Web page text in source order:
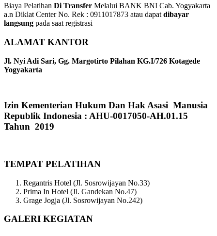
Biaya Pelatihan Di Transfer Melalui BANK BNI Cab. Yogyakarta
a.n Diklat Center No. Rek : 0911017873 atau dapatdibayar
langsung pada saat registrasi
ALAMAT KANTOR
Jl. Nyi Adi Sari, Gg. Margotirto Pilahan KG.I/726 Kotagede
Yogyakarta
Izin Kementerian Hukum Dan Hak Asasi Manusia
Republik Indonesia : AHU-0017050-AH.01.15
Tahun 2019
TEMPAT PELATIHAN
Regantris Hotel (Jl. Sosrowijayan No.33)
Prima In Hotel (Jl. Gandekan No.47)
Grage Jogja (Jl. Sosrowijayan No.242)
GALERI KEGIATAN